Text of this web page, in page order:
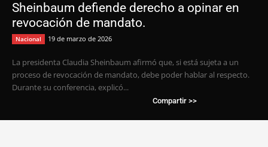
Sheinbaum defiende derecho a opinar en
revocación de mandato.
Nacional 19 de marzo de 2026
La presidenta Claudia Sheinbaum afirmó que, si está sujeta a un
proceso de revocación de mandato, debe poder hablar al respecto.
Durante su conferencia, explicó...
Compartir >>